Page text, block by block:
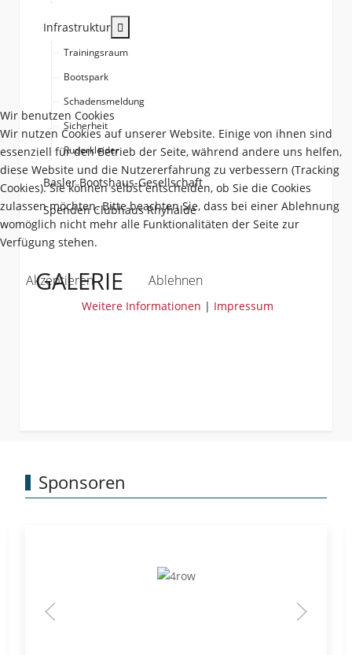
Infrastruktur
Trainingsraum
Bootspark
Schadensmeldung
Sicherheit
Ruderkleider
Basler Bootshaus-Gesellschaft
Spenden Clubhaus Rhyhalde
GALERIE
Sponsoren
Wir benutzen Cookies
Wir nutzen Cookies auf unserer Website. Einige von ihnen sind
essenziell für den Betrieb der Seite, während andere uns helfen,
diese Website und die Nutzererfahrung zu verbessern (Tracking
Cookies). Sie können selbst entscheiden, ob Sie die Cookies
zulassen möchten. Bitte beachten Sie, dass bei einer Ablehnung
womöglich nicht mehr alle Funktionalitäten der Seite zur
Verfügung stehen.
Akzeptieren Ablehnen
Weitere Informationen | Impressum